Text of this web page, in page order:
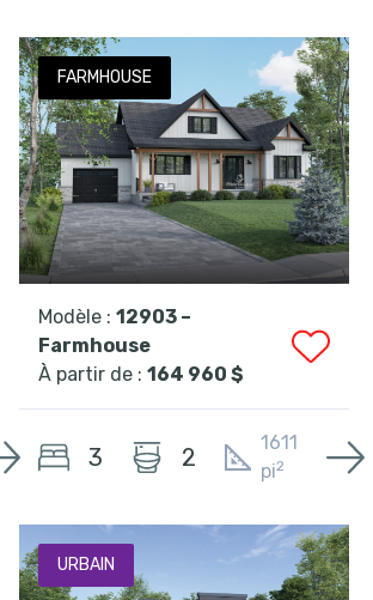
FARMHOUSE
Modèle :12903 –
Farmhouse
À partir de :164 960 $
3 2
1611
pi2
URBAIN